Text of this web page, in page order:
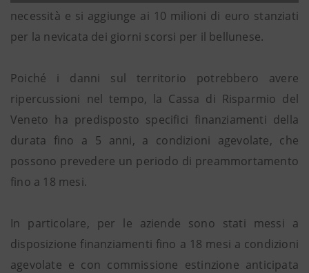
necessità e si aggiunge ai 10 milioni di euro stanziati
per la nevicata dei giorni scorsi per il bellunese.
Poiché i danni sul territorio potrebbero avere
ripercussioni nel tempo, la Cassa di Risparmio del
Veneto ha predisposto specifici finanziamenti della
durata fino a 5 anni, a condizioni agevolate, che
possono prevedere un periodo di preammortamento
fino a 18 mesi.
In particolare, per le aziende sono stati messi a
disposizione finanziamenti fino a 18 mesi a condizioni
agevolate e con commissione estinzione anticipata